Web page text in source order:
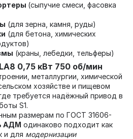
(сыпучие смеси, фасовка
(для зерна, камня, руды)
(для бетона, химических
(краны, лебедки, тельферы)
0,75 кВт 750 об/мин
металлургии, химической
хозяйстве и пищевом
требуется надёжный привод в
S1.
размерам по ГОСТ 31606-
АДМ одинаково подходит как
и для модернизации